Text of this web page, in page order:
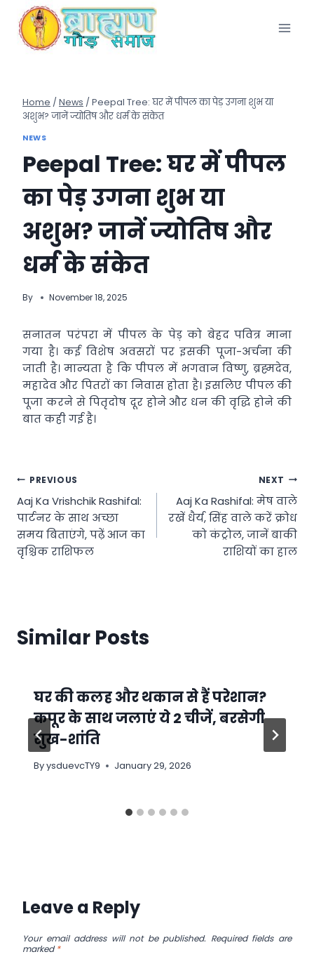
content
Home / News / Peepal Tree: घर में पीपल का पेड़ उगना शुभ या
अशुभ? जानें ज्योतिष और धर्म के संकेत
NEWS
Peepal Tree: घर में पीपल
का पेड़ उगना शुभ या
अशुभ? जानें ज्योतिष और
धर्म के संकेत
By November 18, 2025
सनातन परंपरा में पीपल के पेड़ को बेहद पवित्र माना
गया है। कई विशेष अवसरों पर इसकी पूजा-अर्चना की
जाती है। मान्यता है कि पीपल में भगवान विष्णु, ब्रह्मदेव,
महादेव और पितरों का निवास होता है। इसलिए पीपल की
पूजा करने से पितृदोष दूर होने और धन की वृद्धि होने की
बात कही गई है।
Post
navigation
PREVIOUS
Aaj Ka Vrishchik Rashifal:
पार्टनर के साथ अच्छा
समय बिताएंगे, पढ़ें आज का
वृश्चिक राशिफल
NEXT
Aaj Ka Rashifal: मेष वाले
रखें धैर्य, सिंह वाले करें क्रोध
को कंट्रोल, जानें बाकी
राशियों का हाल
Similar Posts
घर की कलह और थकान से हैं परेशान?
कपूर के साथ जलाएं ये 2 चीजें, बरसेगी
सुख-शांति
ByysduevcTY9 January 29, 2026
Leave a Reply
Your email address will not be published. Required fields are
marked*